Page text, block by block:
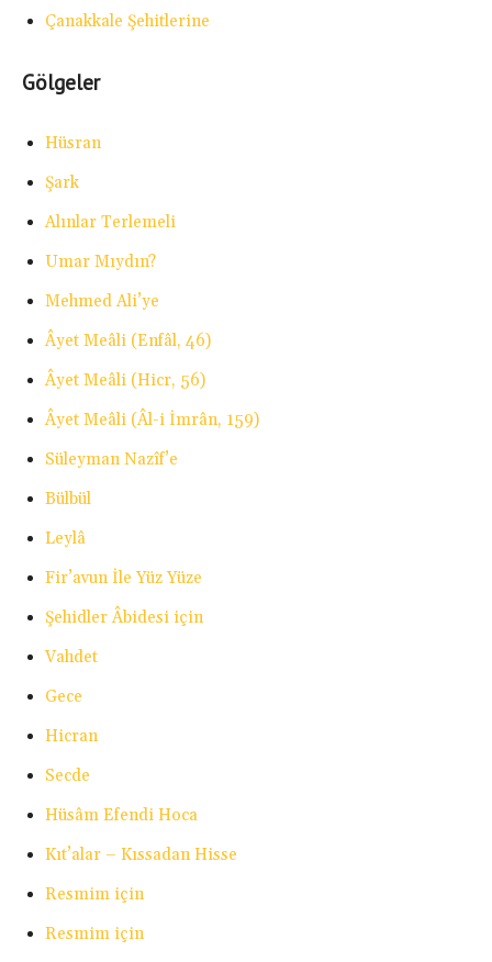
Çanakkale Şehitlerine
Gölgeler
Hüsran
Şark
Alınlar Terlemeli
Umar Mıydın?
Mehmed Ali’ye
Âyet Meâli (Enfâl, 46)
Âyet Meâli (Hicr, 56)
Âyet Meâli (Âl-i İmrân, 159)
Süleyman Nazîf’e
Bülbül
Leylâ
Fir’avun İle Yüz Yüze
Şehidler Âbidesi için
Vahdet
Gece
Hicran
Secde
Hüsâm Efendi Hoca
Kıt’alar – Kıssadan Hisse
Resmim için
Resmim için